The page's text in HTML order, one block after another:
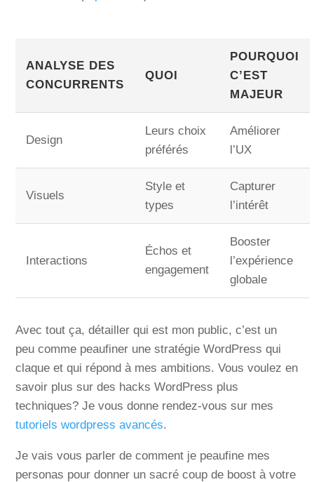
ANALYSE DES
CONCURRENTS
QUOI
POURQUOI
C’EST
MAJEUR
Design
Leurs choix
préférés
Améliorer
l’UX
Visuels
Style et
types
Capturer
l’intérêt
Interactions
Échos et
engagement
Booster
l’expérience
globale
Avec tout ça, détailler qui est mon public, c’est un
peu comme peaufiner une stratégie WordPress qui
claque et qui répond à mes ambitions. Vous voulez en
savoir plus sur des hacks WordPress plus
techniques? Je vous donne rendez-vous sur mes
tutoriels wordpress avancés.
Je vais vous parler de comment je peaufine mes
personas pour donner un sacré coup de boost à votre